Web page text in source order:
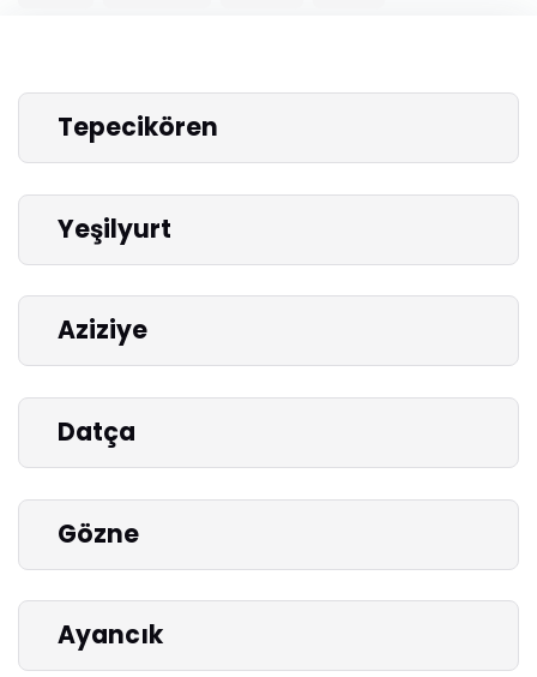
Tepecikören
Yeşilyurt
Aziziye
Datça
Gözne
Ayancık